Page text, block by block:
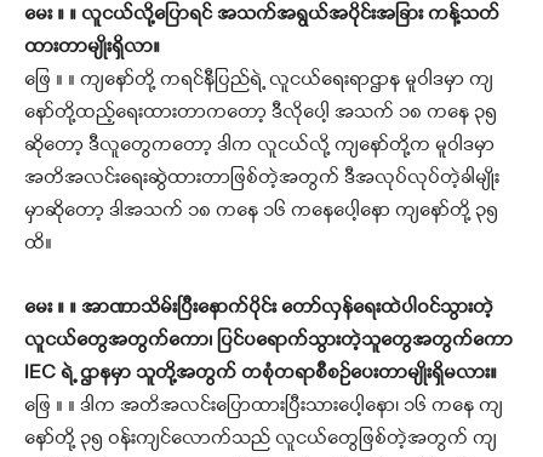
မေး ။ ။ လူငယ်လို့ပြောရင် အသက်အရွယ်အပိုင်းအခြား ကန့်သတ်
ထားတာမျိုးရှိလာ။
ဖြေ ။ ။ ကျနော်တို့ ကရင်နီပြည်ရဲ့ လူငယ်ရေးရာဌာန မူဝါဒမှာ ကျ
နော်တို့ထည့်ရေးထားတာကတော့ ဒီလိုပေါ့ အသက် ၁၈ ကနေ ၃၅
ဆိုတော့ ဒီလူတွေကတော့ ဒါက လူငယ်လို့ ကျနော်တို့က မူဝါဒမှာ
အတိအလင်းရေးဆွဲထားတာဖြစ်တဲ့အတွက် ဒီအလုပ်လုပ်တဲ့ခါမျိုး
မှာဆိုတော့ ဒါအသက် ၁၈ ကနေ ၁၆ ကနေပေါ့နော ကျနော်တို့ ၃၅
ထိ။
မေး ။ ။ အာဏာသိမ်းပြီးနောက်ပိုင်း တော်လှန်ရေးထဲပါဝင်သွားတဲ့
လူငယ်တွေအတွက်ကော၊ ပြင်ပရောက်သွားတဲ့သူတွေအတွက်ကော
IEC ရဲ့ ဌာနမှာ သူတို့အတွက် တစုံတရာစီစဉ်ပေးတာမျိုးရှိမလား။
ဖြေ ။ ။ ဒါက အတိအလင်းပြောထားပြီးသားပေါ့နော၊ ၁၆ ကနေ ကျ
နော်တို့ ၃၅ ဝန်းကျင်လောက်သည် လူငယ်တွေဖြစ်တဲ့အတွက် ကျ